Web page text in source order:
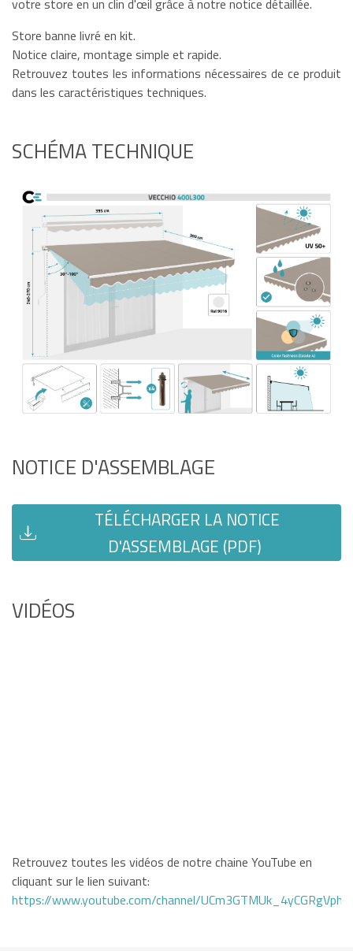
votre store en un clin d'œil grâce à notre notice détaillée.
Store banne livré en kit.
Notice claire, montage simple et rapide.
Retrouvez toutes les informations nécessaires de ce produit
dans les caractéristiques techniques.
SCHÉMA TECHNIQUE
NOTICE D'ASSEMBLAGE
TÉLÉCHARGER LA NOTICE
D'ASSEMBLAGE (PDF)
VIDÉOS
Retrouvez toutes les vidéos de notre chaine YouTube en
cliquant sur le lien suivant:
https://www.youtube.com/channel/